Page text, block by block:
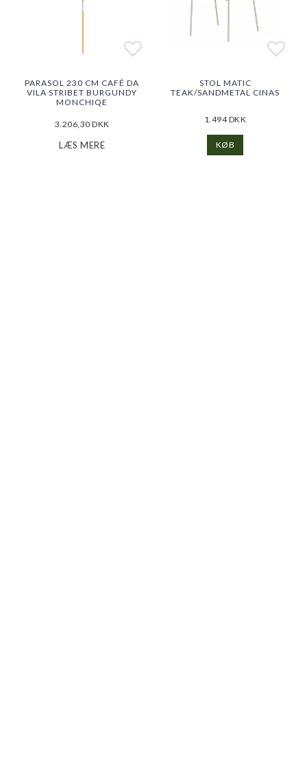
Add to list of favorites
Add to list of favorites
PARASOL 230 CM CAFÉ DA
VILA STRIBET BURGUNDY
MONCHIQE
3.206,30 DKK
LÆS MERE
STOL MATIC
TEAK/SANDMETAL CINAS
1.494 DKK
KØB